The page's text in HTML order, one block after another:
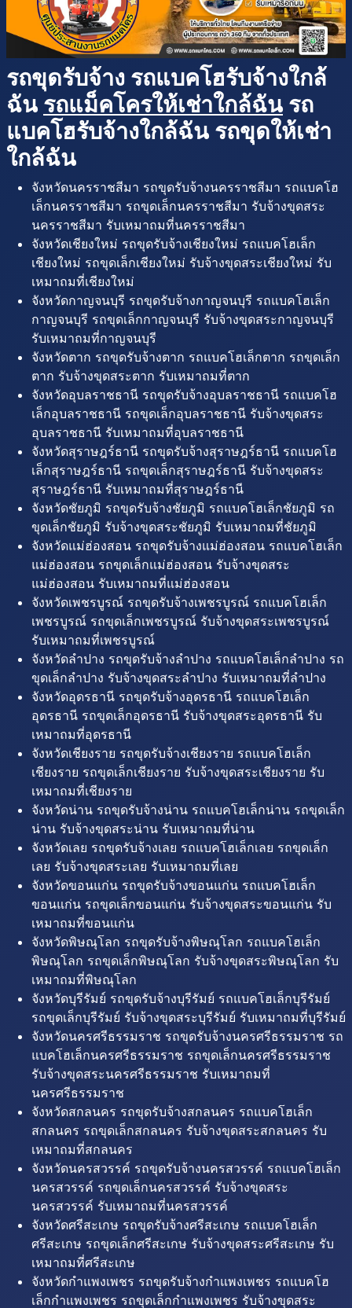
รถขุดรับจ้าง รถแบคโฮรับจ้างใกล้
ฉัน รถแม็คโครให้เช่าใกล้ฉัน รถ
แบคโฮรับจ้างใกล้ฉัน รถขุดให้เช่า
ใกล้ฉัน
จังหวัดนครราชสีมา รถขุดรับจ้างนครราชสีมา รถแบคโฮ
เล็กนครราชสีมา รถขุดเล็กนครราชสีมา รับจ้างขุดสระ
นครราชสีมา รับเหมาถมที่นครราชสีมา
จังหวัดเชียงใหม่ รถขุดรับจ้างเชียงใหม่ รถแบคโฮเล็ก
เชียงใหม่ รถขุดเล็กเชียงใหม่ รับจ้างขุดสระเชียงใหม่ รับ
เหมาถมที่เชียงใหม่
จังหวัดกาญจนบุรี รถขุดรับจ้างกาญจนบุรี รถแบคโฮเล็ก
กาญจนบุรี รถขุดเล็กกาญจนบุรี รับจ้างขุดสระกาญจนบุรี
รับเหมาถมที่กาญจนบุรี
จังหวัดตาก รถขุดรับจ้างตาก รถแบคโฮเล็กตาก รถขุดเล็ก
ตาก รับจ้างขุดสระตาก รับเหมาถมที่ตาก
จังหวัดอุบลราชธานี รถขุดรับจ้างอุบลราชธานี รถแบคโฮ
เล็กอุบลราชธานี รถขุดเล็กอุบลราชธานี รับจ้างขุดสระ
อุบลราชธานี รับเหมาถมที่อุบลราชธานี
จังหวัดสุราษฎร์ธานี รถขุดรับจ้างสุราษฎร์ธานี รถแบคโฮ
เล็กสุราษฎร์ธานี รถขุดเล็กสุราษฎร์ธานี รับจ้างขุดสระ
สุราษฎร์ธานี รับเหมาถมที่สุราษฎร์ธานี
จังหวัดชัยภูมิ รถขุดรับจ้างชัยภูมิ รถแบคโฮเล็กชัยภูมิ รถ
ขุดเล็กชัยภูมิ รับจ้างขุดสระชัยภูมิ รับเหมาถมที่ชัยภูมิ
จังหวัดแม่ฮ่องสอน รถขุดรับจ้างแม่ฮ่องสอน รถแบคโฮเล็ก
แม่ฮ่องสอน รถขุดเล็กแม่ฮ่องสอน รับจ้างขุดสระ
แม่ฮ่องสอน รับเหมาถมที่แม่ฮ่องสอน
จังหวัดเพชรบูรณ์ รถขุดรับจ้างเพชรบูรณ์ รถแบคโฮเล็ก
เพชรบูรณ์ รถขุดเล็กเพชรบูรณ์ รับจ้างขุดสระเพชรบูรณ์
รับเหมาถมที่เพชรบูรณ์
จังหวัดลำปาง รถขุดรับจ้างลำปาง รถแบคโฮเล็กลำปาง รถ
ขุดเล็กลำปาง รับจ้างขุดสระลำปาง รับเหมาถมที่ลำปาง
จังหวัดอุดรธานี รถขุดรับจ้างอุดรธานี รถแบคโฮเล็ก
อุดรธานี รถขุดเล็กอุดรธานี รับจ้างขุดสระอุดรธานี รับ
เหมาถมที่อุดรธานี
จังหวัดเชียงราย รถขุดรับจ้างเชียงราย รถแบคโฮเล็ก
เชียงราย รถขุดเล็กเชียงราย รับจ้างขุดสระเชียงราย รับ
เหมาถมที่เชียงราย
จังหวัดน่าน รถขุดรับจ้างน่าน รถแบคโฮเล็กน่าน รถขุดเล็ก
น่าน รับจ้างขุดสระน่าน รับเหมาถมที่น่าน
จังหวัดเลย รถขุดรับจ้างเลย รถแบคโฮเล็กเลย รถขุดเล็ก
เลย รับจ้างขุดสระเลย รับเหมาถมที่เลย
จังหวัดขอนแก่น รถขุดรับจ้างขอนแก่น รถแบคโฮเล็ก
ขอนแก่น รถขุดเล็กขอนแก่น รับจ้างขุดสระขอนแก่น รับ
เหมาถมที่ขอนแก่น
จังหวัดพิษณุโลก รถขุดรับจ้างพิษณุโลก รถแบคโฮเล็ก
พิษณุโลก รถขุดเล็กพิษณุโลก รับจ้างขุดสระพิษณุโลก รับ
เหมาถมที่พิษณุโลก
จังหวัดบุรีรัมย์ รถขุดรับจ้างบุรีรัมย์ รถแบคโฮเล็กบุรีรัมย์
รถขุดเล็กบุรีรัมย์ รับจ้างขุดสระบุรีรัมย์ รับเหมาถมที่บุรีรัมย์
จังหวัดนครศรีธรรมราช รถขุดรับจ้างนครศรีธรรมราช รถ
แบคโฮเล็กนครศรีธรรมราช รถขุดเล็กนครศรีธรรมราช
รับจ้างขุดสระนครศรีธรรมราช รับเหมาถมที่
นครศรีธรรมราช
จังหวัดสกลนคร รถขุดรับจ้างสกลนคร รถแบคโฮเล็ก
สกลนคร รถขุดเล็กสกลนคร รับจ้างขุดสระสกลนคร รับ
เหมาถมที่สกลนคร
จังหวัดนครสวรรค์ รถขุดรับจ้างนครสวรรค์ รถแบคโฮเล็ก
นครสวรรค์ รถขุดเล็กนครสวรรค์ รับจ้างขุดสระ
นครสวรรค์ รับเหมาถมที่นครสวรรค์
จังหวัดศรีสะเกษ รถขุดรับจ้างศรีสะเกษ รถแบคโฮเล็ก
ศรีสะเกษ รถขุดเล็กศรีสะเกษ รับจ้างขุดสระศรีสะเกษ รับ
เหมาถมที่ศรีสะเกษ
จังหวัดกำแพงเพชร รถขุดรับจ้างกำแพงเพชร รถแบคโฮ
เล็กกำแพงเพชร รถขุดเล็กกำแพงเพชร รับจ้างขุดสระ